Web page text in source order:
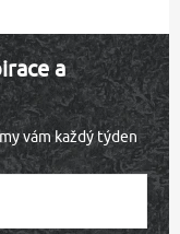
a
vám každý týden